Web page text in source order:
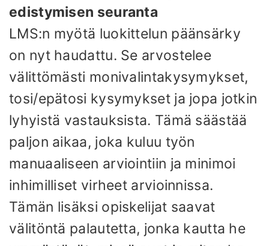
edistymisen seuranta
LMS:n myötä luokittelun päänsärky
on nyt haudattu. Se arvostelee
välittömästi monivalintakysymykset,
tosi/epätosi kysymykset ja jopa jotkin
lyhyistä vastauksista. Tämä säästää
paljon aikaa, joka kuluu työn
manuaaliseen arviointiin ja minimoi
inhimilliset virheet arvioinnissa.
Tämän lisäksi opiskelijat saavat
välitöntä palautetta, jonka kautta he